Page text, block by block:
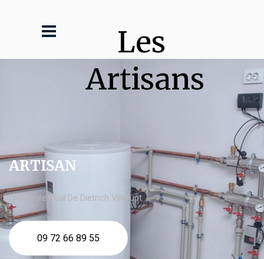
Les
Artisans
ARTISAN
chaudière fioul De Dietrich Villerupt
09 72 66 89 55